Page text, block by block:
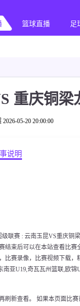
篮球直播 足
重庆铜梁
2026-05-20 20:00:00
说明
级联赛 : 云南玉昆VS重庆铜
束后可以在本站查看比赛
赛录像，比赛视频下载，
亚U19,奇瓦瓦州篮联,欧锦
刷新查看。 如果本页面比